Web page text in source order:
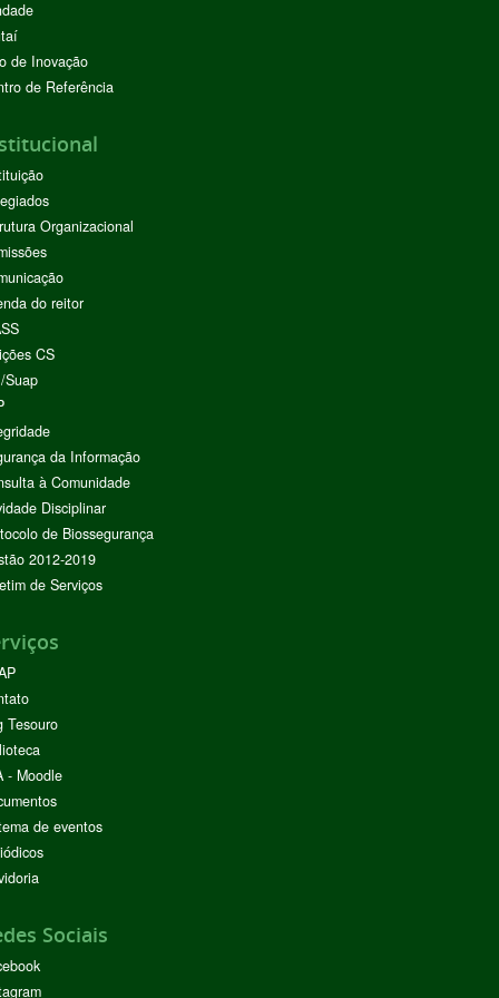
de Inovação
de Referência
Organizacional
do reitor
CS
Suap
da Informação
à Comunidade
Disciplinar
de Biossegurança
2012-2019
de Serviços
Tesouro
- Moodle
de eventos
Sociais